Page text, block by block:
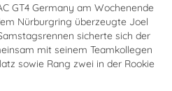
GT4 Germany am Wochenende
Nürburgring überzeugte Joel
sicherte sich der
mit seinem Teamkollegen
sowie Rang zwei in der Rookie